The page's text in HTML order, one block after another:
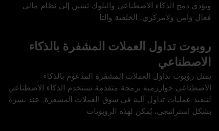
ويؤدي دمج الذكاء الاصطناعي والبلوك تشين إلى نظام مالي
فعال وآمن ولامركزي. الخلفية والتا
روبوت تداول العملات المشفرة بالذكاء
الاصطناعي
يمثل روبوت تداول العملات المشفرة المدعوم بالذكاء
الاصطناعي خوارزمية برمجة متقدمة تستخدم الذكاء الاصطناعي
لتنفيذ عمليات تداول آلية في سوق العملات المشفرة. عند نشره
بشكل استراتيجي، يُمكن لهذه الروبوتات